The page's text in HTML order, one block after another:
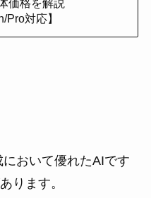
価格を解説
Pro対応】
おいて優れたAIです
ります。